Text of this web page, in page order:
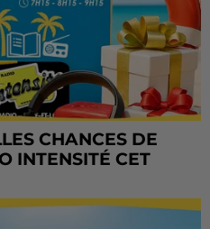
CHANCES DE
INTENSITÉ CET